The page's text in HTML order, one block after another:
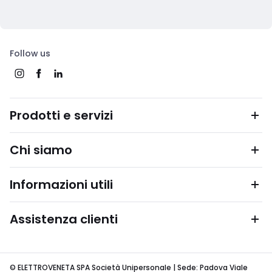
Follow us
Prodotti e servizi
Chi siamo
Informazioni utili
Assistenza clienti
© ELETTROVENETA SPA Società Unipersonale | Sede: Padova Viale